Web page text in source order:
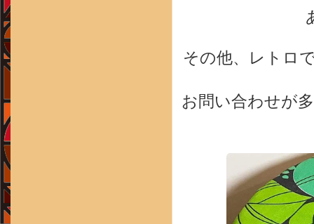
その他、レトロ
お問い合わせが